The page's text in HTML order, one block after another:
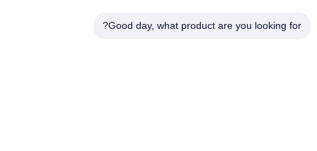
Good day, what product are you looking for?